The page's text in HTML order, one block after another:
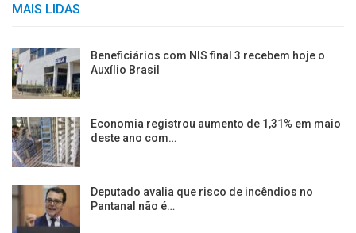
MAIS LIDAS
Beneficiários com NIS final 3 recebem hoje o
Auxílio Brasil
Economia registrou aumento de 1,31% em maio
deste ano com…
Deputado avalia que risco de incêndios no
Pantanal não é…